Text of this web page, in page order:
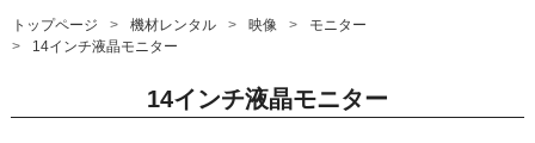
トップページ 機材レンタル 映像
モニター
14インチ液晶モニター
14インチ液晶モニター